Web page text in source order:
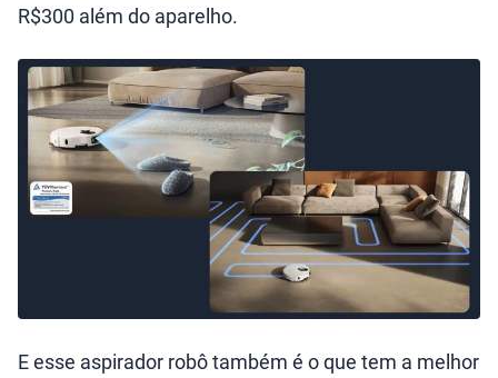
R$300 além do aparelho.
E esse aspirador robô também é o que tem a melhor